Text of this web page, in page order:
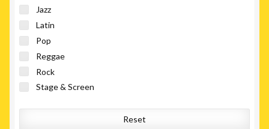
Jazz
Latin
Pop
Reggae
Rock
Stage & Screen
Reset